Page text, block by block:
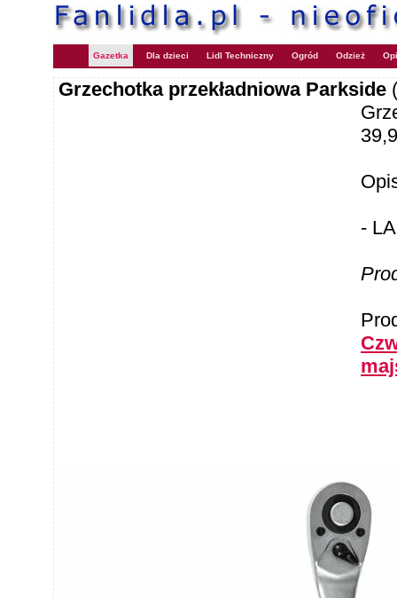
Gazetka Dla dzieci Lidl Techniczny Ogród Odzież
Grzechotka przekładniowa Parkside
-